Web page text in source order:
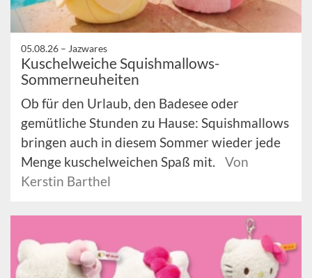
05.08.26 – Jazwares
Kuschelweiche Squishmallows-
Sommerneuheiten
Ob für den Urlaub, den Badesee oder
gemütliche Stunden zu Hause: Squishmallows
bringen auch in diesem Sommer wieder jede
Menge kuschelweichen Spaß mit.
Von
Kerstin Barthel